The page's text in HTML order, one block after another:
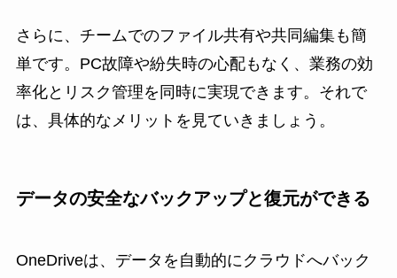
さらに、チームでのファイル共有や共同編集も簡
単です。PC故障や紛失時の心配もなく、業務の効
率化とリスク管理を同時に実現できます。それで
は、具体的なメリットを見ていきましょう。
データの安全なバックアップと復元ができる
OneDriveは、データを自動的にクラウドへバック